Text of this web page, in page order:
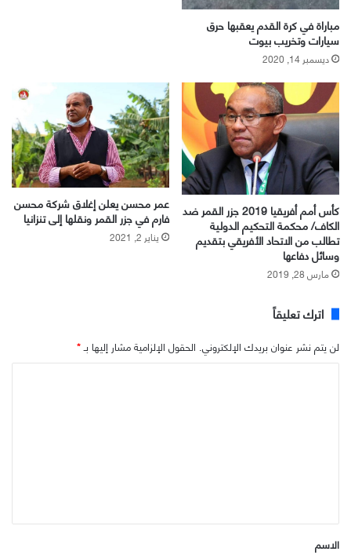
مباراة في كرة القدم يعقبها حرق
سيارات وتخريب بيوت
ديسمبر 14, 2020
كأس أمم أفريقيا 2019 جزر القمر ضد
الكاف/ محكمة التحكيم الدولية
تطالب من الاتحاد الأفريقي بتقديم
وسائل دفاعها
مارس 28, 2019
عمر محسن يعلن إغلاق شركة محسن
فارم في جزر القمر ونقلها إلى تنزانيا
يناير 2, 2021
اترك تعليقاً
لن يتم نشر عنوان بريدك الإلكتروني. الحقول الإلزامية مشار إليها بـ*
*
الاسم